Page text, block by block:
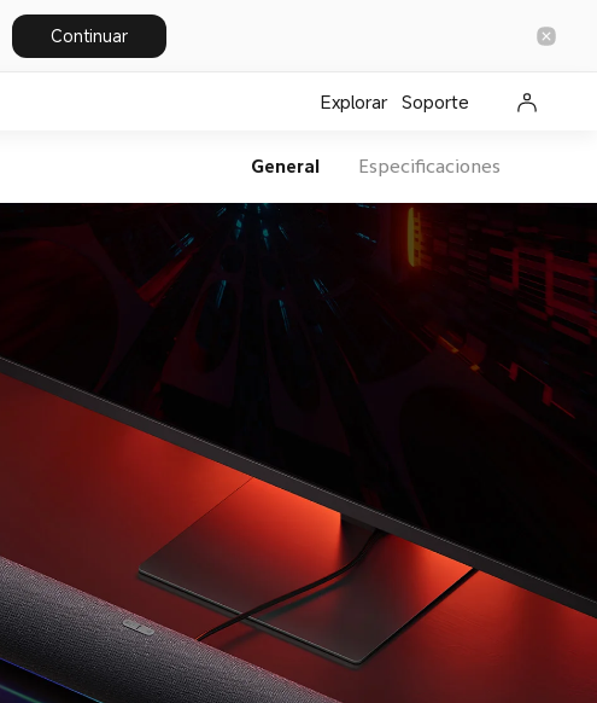
Continuar
Explorar Soporte
General Especificaciones